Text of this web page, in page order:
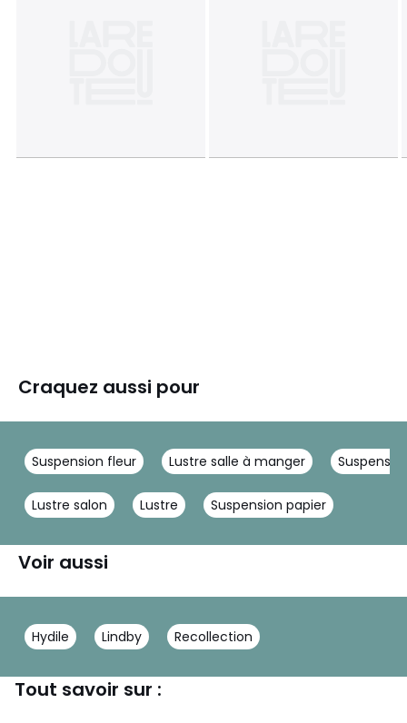
Craquez aussi pour
Suspension fleur Lustre salle à manger
Lustre salon Lustre Suspension papier
Voir aussi
Hydile Lindby Recollection
Tout savoir sur :